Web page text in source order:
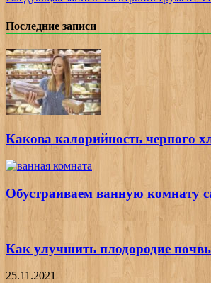
Последние записи
Какова калорийность черного
Обустраиваем ванную комнату
Как улучшить плодородие
25.11.2021